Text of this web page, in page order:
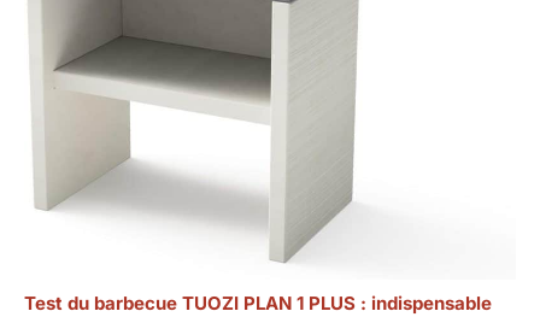
Test du barbecue TUOZI PLAN 1 PLUS : indispensable